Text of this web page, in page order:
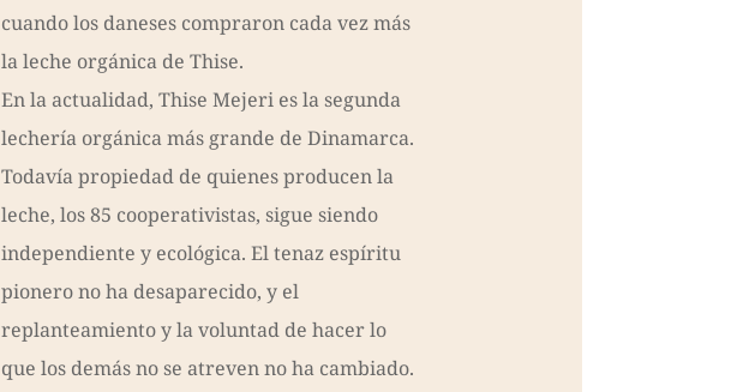
cuando los daneses compraron cada vez más
la leche orgánica de Thise.
En la actualidad, Thise Mejeri es la segunda
lechería orgánica más grande de Dinamarca.
Todavía propiedad de quienes producen la
leche, los 85 cooperativistas, sigue siendo
independiente y ecológica. El tenaz espíritu
pionero no ha desaparecido, y el
replanteamiento y la voluntad de hacer lo
que los demás no se atreven no ha cambiado.